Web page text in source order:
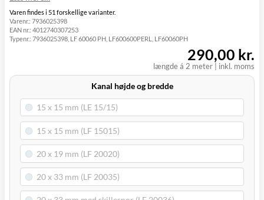
Click&Collect
i Svenstrup
(9230)
Varen findes i 51 forskellige varianter.
Varenr.: 7936025398
EAN nr.: 4012740307253
Typenr.: 7936025398, LF 60060 PH, LF600600PERL, LF60060PH
længde á 2 meter inkl. moms
290,00 kr.
Kanal højde og bredde